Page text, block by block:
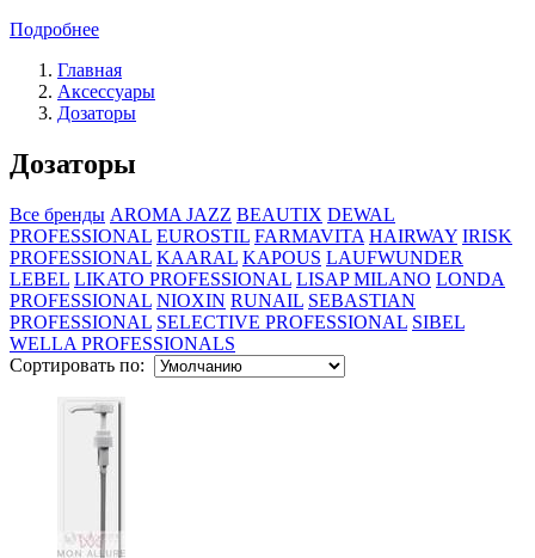
Подробнее
Главная
Аксессуары
Дозаторы
Дозаторы
Все бренды AROMA JAZZ BEAUTIX DEWAL
PROFESSIONAL EUROSTIL FARMAVITA HAIRWAY IRISK
PROFESSIONAL KAARAL KAPOUS LAUFWUNDER
LEBEL LIKATO PROFESSIONAL LISAP MILANO LONDA
PROFESSIONAL NIOXIN RUNAIL SEBASTIAN
PROFESSIONAL SELECTIVE PROFESSIONAL SIBEL
WELLA PROFESSIONALS
Сортировать по: